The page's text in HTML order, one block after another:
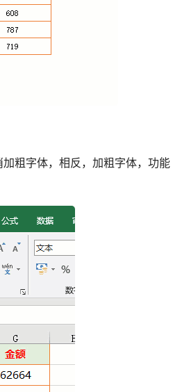
粗字体，相反，加粗字体，功能